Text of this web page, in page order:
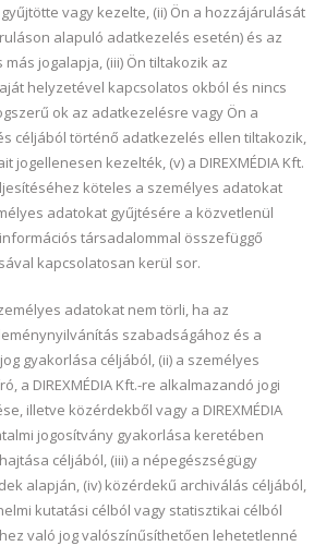
vagy kezelte, (ii) Ön a hozzájárulását
alapuló adatkezelés esetén) és az
jogalapja, (iii) Ön tiltakozik az
helyzetével kapcsolatos okból és nincs
ok az adatkezelésre vagy Ön a
céljából történő adatkezelés ellen tiltakozik,
jogellenesen kezelték, (v) a DIREXMÉDIA Kft.
köteles a személyes adatokat
adatokat gyűjtésére a közvetlenül
társadalommal összefüggő
kapcsolatosan kerül sor.
adatokat nem törli, ha az
szabadságához és a
gyakorlása céljából, (ii) a személyes
a DIREXMÉDIA Kft.-re alkalmazandó jogi
illetve közérdekből vagy a DIREXMÉDIA
jogosítvány gyakorlása keretében
céljából, (iii) a népegészségügy
alapján, (iv) közérdekű archiválás céljából,
kutatási célból vagy statisztikai célból
való jog valószínűsíthetően lehetetlenné